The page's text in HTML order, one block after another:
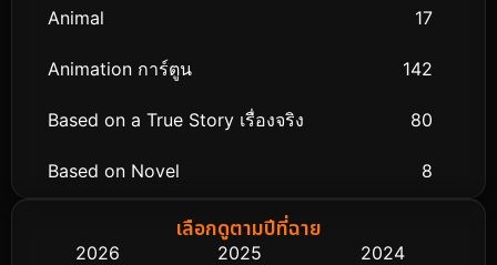
Animal 17
Animation การ์ตูน 142
Based on a True Story เรื่องจริง 80
Based on Novel 8
Biography ชีวิตจริงเลือกดูตามปีที่ฉาย
2026 2025
2024